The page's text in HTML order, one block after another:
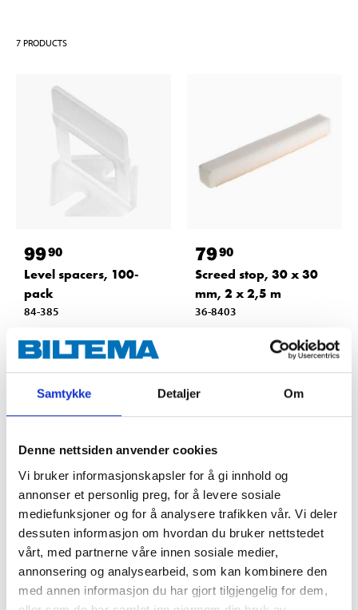
Samtykke Detaljer Om
Denne nettsiden anvender cookies
Vi bruker informasjonskapsler for å gi innhold og
annonser et personlig preg, for å levere sosiale
mediefunksjoner og for å analysere trafikken vår. Vi deler
dessuten informasjon om hvordan du bruker nettstedet
vårt, med partnerne våre innen sosiale medier,
annonsering og analysearbeid, som kan kombinere den
med annen informasjon du har gjort tilgjengelig for dem,
7 PRODUCTS
9990
Level spacers, 100-
pack
84-385
7990
Screed stop, 30 x 30
mm, 2 x 2,5 m
36-8403